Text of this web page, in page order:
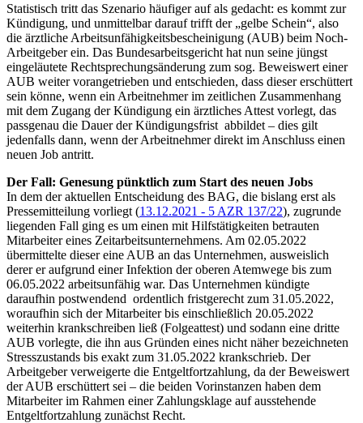
Statistisch tritt das Szenario häufiger auf als gedacht: es kommt zur
Kündigung, und unmittelbar darauf trifft der „gelbe Schein“, also
die ärztliche Arbeitsunfähigkeitsbescheinigung (AUB) beim Noch-
Arbeitgeber ein. Das Bundesarbeitsgericht hat nun seine jüngst
eingeläutete Rechtsprechungsänderung zum sog. Beweiswert einer
AUB weiter vorangetrieben und entschieden, dass dieser erschüttert
sein könne, wenn ein Arbeitnehmer im zeitlichen Zusammenhang
mit dem Zugang der Kündigung ein ärztliches Attest vorlegt, das
passgenau die Dauer der Kündigungsfrist abbildet – dies gilt
jedenfalls dann, wenn der Arbeitnehmer direkt im Anschluss einen
neuen Job antritt.
Der Fall: Genesung pünktlich zum Start des neuen Jobs
In dem der aktuellen Entscheidung des BAG, die bislang erst als
Pressemitteilung vorliegt (13.12.2021 - 5 AZR 137/22), zugrunde
liegenden Fall ging es um einen mit Hilfstätigkeiten betrauten
Mitarbeiter eines Zeitarbeitsunternehmens. Am 02.05.2022
übermittelte dieser eine AUB an das Unternehmen, ausweislich
derer er aufgrund einer Infektion der oberen Atemwege bis zum
06.05.2022 arbeitsunfähig war. Das Unternehmen kündigte
daraufhin postwendend ordentlich fristgerecht zum 31.05.2022,
woraufhin sich der Mitarbeiter bis einschließlich 20.05.2022
weiterhin krankschreiben ließ (Folgeattest) und sodann eine dritte
AUB vorlegte, die ihn aus Gründen eines nicht näher bezeichneten
Stresszustands bis exakt zum 31.05.2022 krankschrieb. Der
Arbeitgeber verweigerte die Entgeltfortzahlung, da der Beweiswert
der AUB erschüttert sei – die beiden Vorinstanzen haben dem
Mitarbeiter im Rahmen einer Zahlungsklage auf ausstehende
Entgeltfortzahlung zunächst Recht.